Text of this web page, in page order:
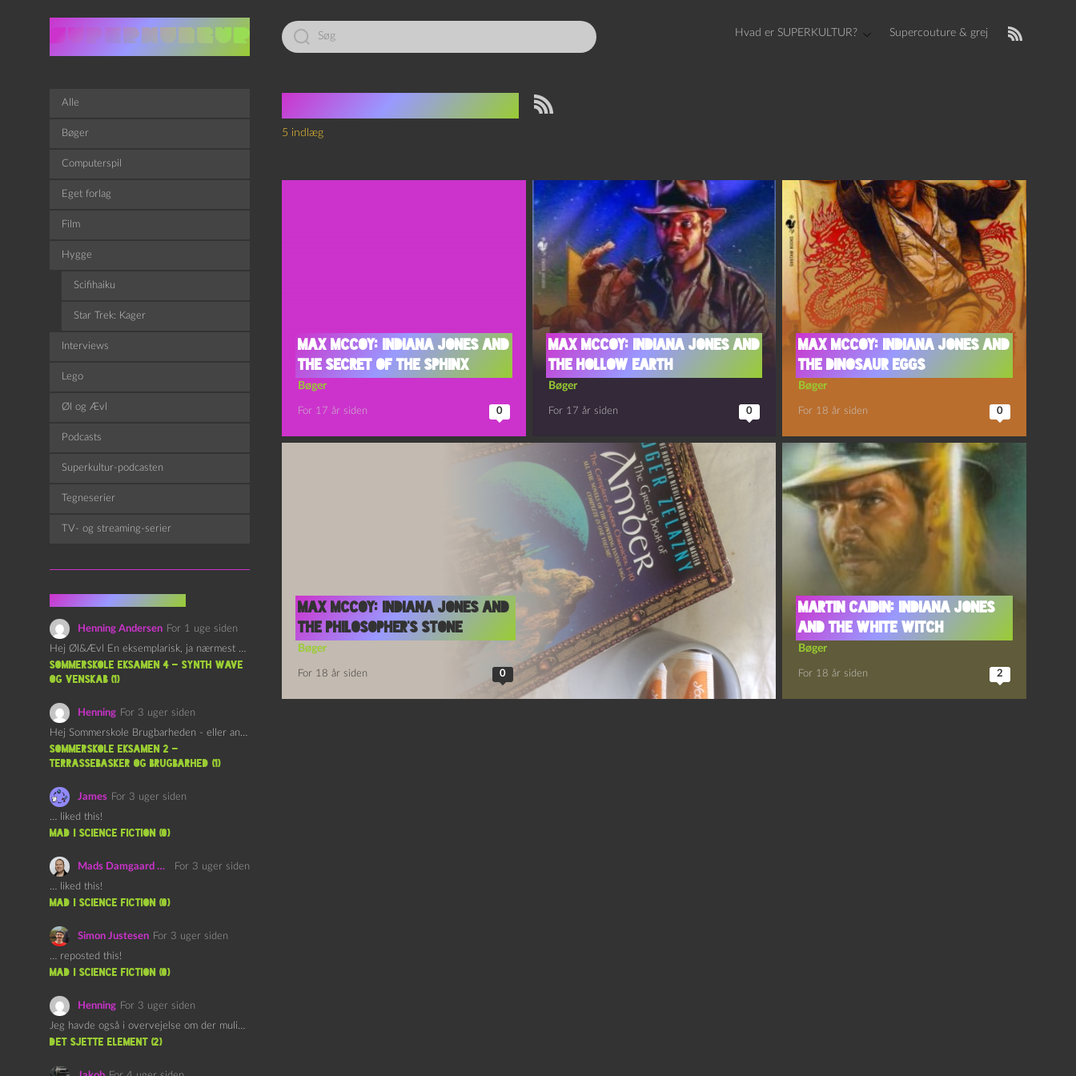
Led
efter:
Hvad er SUPERKULTUR? Supercouture & grej
5 indlæg
Max McCoy: Indiana Jones and
the Secret of the Sphinx
Bøger
For 17 år siden 0
Max McCoy: Indiana Jones and
the Hollow Earth
Bøger
For 17 år siden 0
Max McCoy: Indiana Jones and
the Dinosaur Eggs
Bøger
For 18 år siden 0
Max McCoy: Indiana Jones and
the Philosopher’s Stone
Bøger
For 18 år siden 0
Martin Caidin: Indiana Jones
and the White Witch
Bøger
For 18 år siden 2
Alle
Bøger
Computerspil
Eget forlag
Film
Hygge
Scifihaiku
Star Trek: Kager
Interviews
Lego
Øl og Ævl
Podcasts
Superkultur-podcasten
Tegneserier
TV- og streaming-serier
Henning Andersen For 1 uge siden
Hej Øl&Ævl En eksemplarisk, ja nærmest yndefuld, afslutning på SOMMERSKOLEN.…
Sommerskole Eksamen 4 – Synth Wave
og Venskab (1)
Henning For 3 uger siden
Hej Sommerskole Brugbarheden - eller anvendeligheden - af "Øl&Ævl" er…
Sommerskole Eksamen 2 –
Terrassebasker og Brugbarhed (1)
James For 3 uger siden
… liked this!
mad i science fiction (0)
Mads Damgaard Mortensen (Å)
For 3 uger siden
… liked this!
mad i science fiction (0)
Simon Justesen For 3 uger siden
… reposted this!
mad i science fiction (0)
Henning For 3 uger siden
Jeg havde også i overvejelse om der muligvis kunne være…
det sjette element (2)